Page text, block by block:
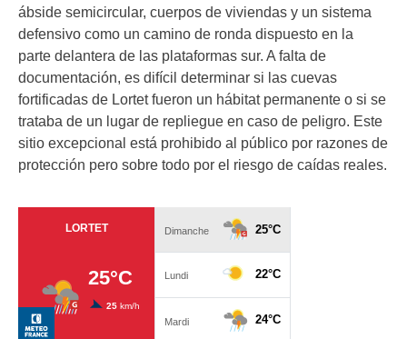
ábside semicircular, cuerpos de viviendas y un sistema
defensivo como un camino de ronda dispuesto en la
parte delantera de las plataformas sur. A falta de
documentación, es difícil determinar si las cuevas
fortificadas de Lortet fueron un hábitat permanente o si se
trataba de un lugar de repliegue en caso de peligro. Este
sitio excepcional está prohibido al público por razones de
protección pero sobre todo por el riesgo de caídas reales.